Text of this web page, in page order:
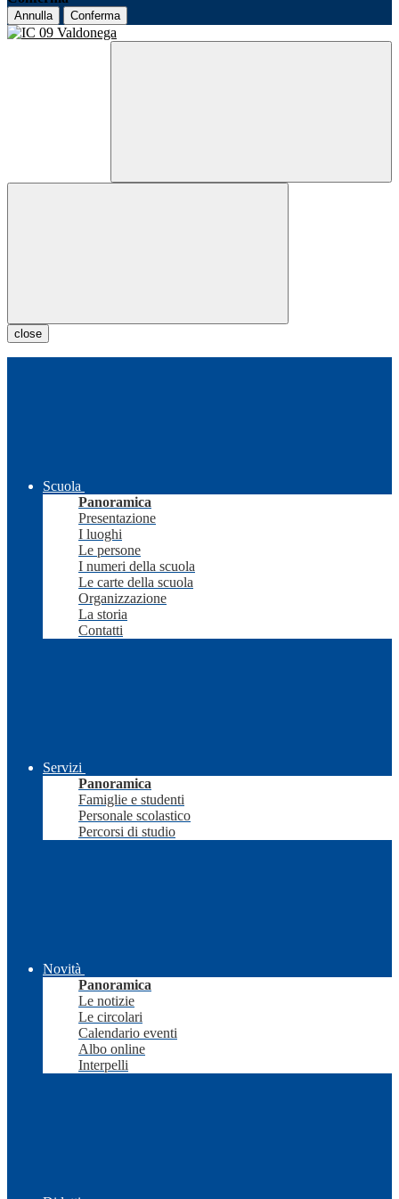
Annulla Conferma
close
Scuola
Panoramica
Presentazione
I luoghi
Le persone
I numeri della scuola
Le carte della scuola
Organizzazione
La storia
Contatti
Servizi
Panoramica
Famiglie e studenti
Personale scolastico
Percorsi di studio
Novità
Panoramica
Le notizie
Le circolari
Calendario eventi
Albo online
Interpelli